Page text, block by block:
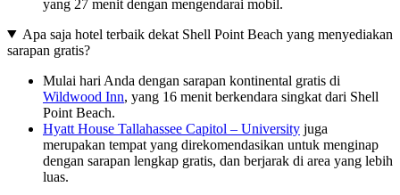
yang 27 menit dengan mengendarai mobil.
Apa saja hotel terbaik dekat Shell Point Beach yang menyediakan
sarapan gratis?
Mulai hari Anda dengan sarapan kontinental gratis di
Wildwood Inn, yang 16 menit berkendara singkat dari Shell
Point Beach.
Hyatt House Tallahassee Capitol – University juga
merupakan tempat yang direkomendasikan untuk menginap
dengan sarapan lengkap gratis, dan berjarak di area yang lebih
luas.